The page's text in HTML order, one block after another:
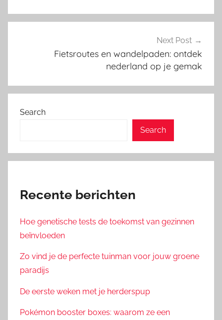
Next Post
Fietsroutes en wandelpaden: ontdek
nederland op je gemak
Search
Search
Recente berichten
Hoe genetische tests de toekomst van gezinnen
beïnvloeden
Zo vind je de perfecte tuinman voor jouw groene
paradijs
De eerste weken met je herderspup
Pokémon booster boxes: waarom ze een